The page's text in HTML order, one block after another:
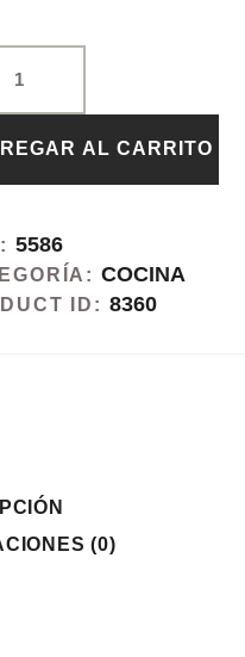
AL CARRITO
5586
COCINA
ID: 8360
(0)